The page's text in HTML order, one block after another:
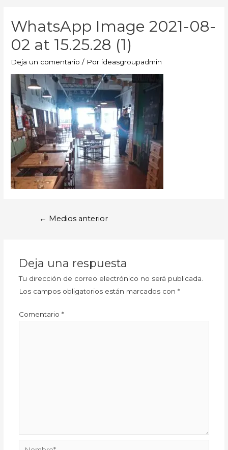
WhatsApp Image 2021-08-
02 at 15.25.28 (1)
Deja un comentario / Por ideasgroupadmin
← Medios anterior
Deja una respuesta
Tu dirección de correo electrónico no será publicada.
Los campos obligatorios están marcados con *
Comentario *